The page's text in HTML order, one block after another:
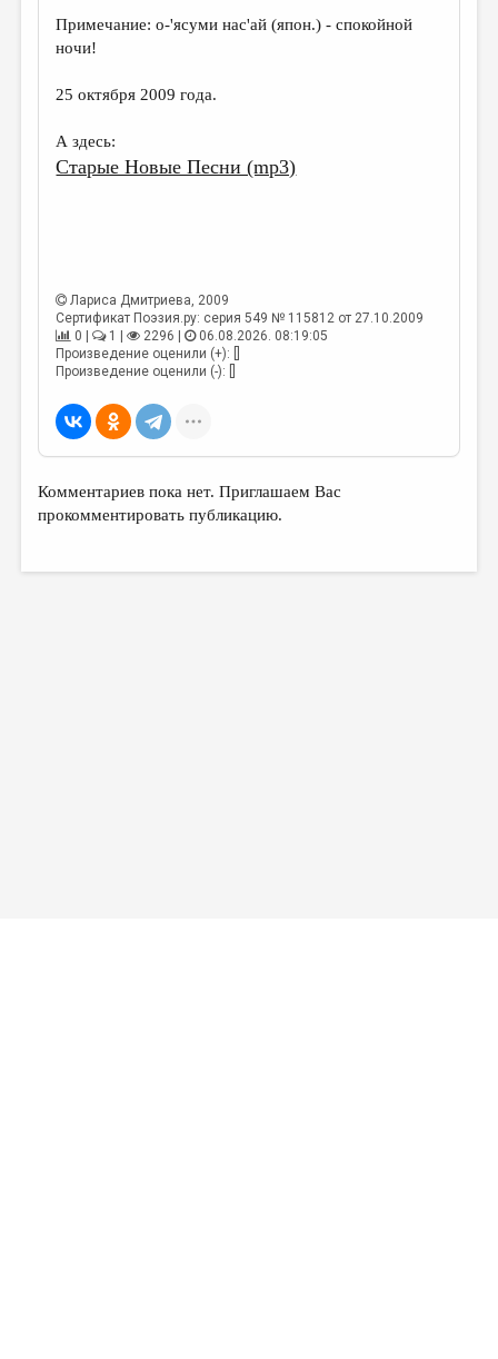
ПУБЛИЦИСТИКА
ЦИКЛЫ ПУБЛИКАЦИЙ
ТРЕДИАКОВСКИЙ
МЕДИА
Примечание: о-'ясуми нас'ай (япон.) - спокойной
ночи!
25 октября 2009 года.
А здесь:
Старые Новые Песни (mp3)
Лариса Дмитриева, 2009
Сертификат Поэзия.ру: серия 549 № 115812 от 27.10.2009
0 |
1 | 2296 |
06.08.2026. 08:19:05
Произведение оценили (+): []
Произведение оценили (-): []
Комментариев пока нет. Приглашаем Вас
прокомментировать публикацию.